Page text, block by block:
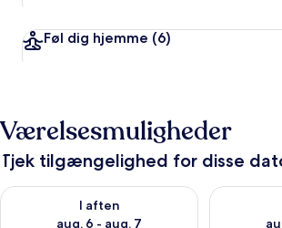
Føl dig hjemme (6)
Værelsesmuligheder
Tjek tilgængelighed for disse
I aften
aug. 6 - aug. 7
Tjek tilgængelighed for i aften aug. 6 - aug.
Tjek